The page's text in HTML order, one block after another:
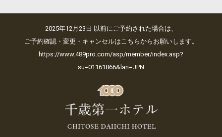
2025年12月23日 以前にご予約された場合は、
ご予約確認・変更・キャンセルはこちらからお願いします。
https://www.489pro.com/asp/member/index.asp?
su=01161866&lan=JPN